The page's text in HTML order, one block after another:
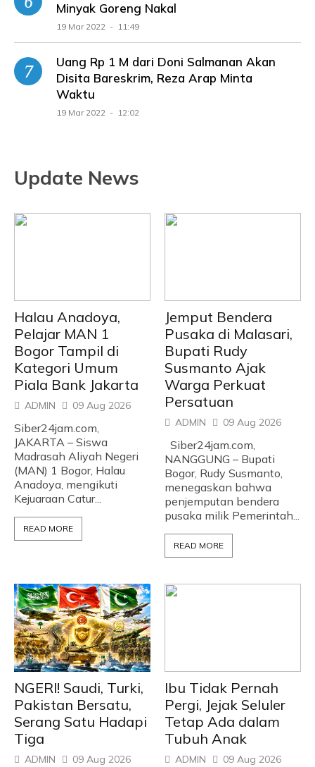
Minyak Goreng Nakal
19 Mar 2022 - 11:49
Uang Rp 1 M dari Doni Salmanan Akan
Disita Bareskrim, Reza Arap Minta
Waktu
19 Mar 2022 - 12:02
Update News
Halau Anadoya,
Pelajar MAN 1
Bogor Tampil di
Kategori Umum
Piala Bank Jakarta
ADMIN 09 Aug 2026
Siber24jam.com,
JAKARTA – Siswa
Madrasah Aliyah Negeri
(MAN) 1 Bogor, Halau
Anadoya, mengikuti
Kejuaraan Catur...
READ MORE
Jemput Bendera
Pusaka di Malasari,
Bupati Rudy
Susmanto Ajak
Warga Perkuat
Persatuan
ADMIN 09 Aug 2026
Siber24jam.com,
NANGGUNG – Bupati
Bogor, Rudy Susmanto,
menegaskan bahwa
penjemputan bendera
pusaka milik Pemerintah...
READ MORE
NGERI! Saudi, Turki,
Pakistan Bersatu,
Serang Satu Hadapi
Tiga
ADMIN 09 Aug 2026
Ibu Tidak Pernah
Pergi, Jejak Seluler
Tetap Ada dalam
Tubuh Anak
ADMIN 09 Aug 2026